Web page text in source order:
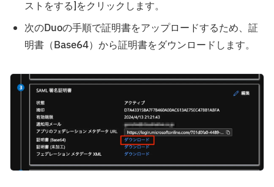
ストをする]をクリックします。
次のDuoの手順で証明書をアップロードするため、証
明書（Base64）から証明書をダウンロードします。